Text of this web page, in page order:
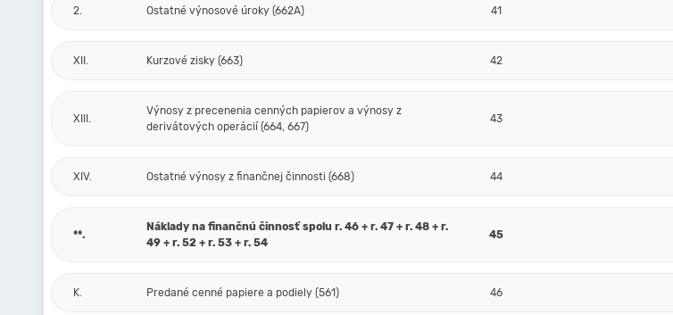
2. Ostatné výnosové úroky (662A) 41
XII. Kurzové zisky (663) 42
XIII.
Výnosy z precenenia cenných papierov a výnosy z
derivátových operácií (664, 667)
43
XIV. Ostatné výnosy z finančnej činnosti (668) 44
**.
Náklady na finančnú činnosť spolu r. 46 + r. 47 + r. 48 + r.
49 + r. 52 + r. 53 + r. 54
45
K. Predané cenné papiere a podiely (561) 46